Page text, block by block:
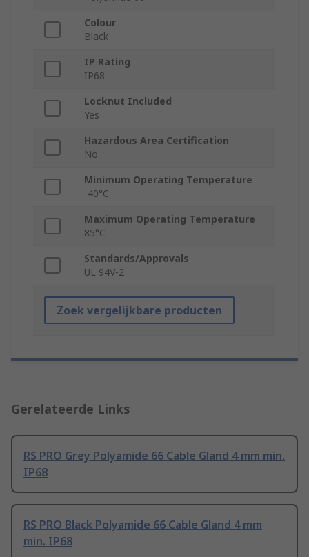
Colour
Black
IP Rating
IP68
Locknut Included
Yes
Hazardous Area Certification
No
Minimum Operating Temperature
-40°C
Maximum Operating Temperature
85°C
Standards/Approvals
UL 94V-2
Zoek vergelijkbare producten
Gerelateerde Links
RS PRO Grey Polyamide 66 Cable Gland 4 mm min.
IP68
RS PRO Black Polyamide 66 Cable Gland 4 mm
min. IP68